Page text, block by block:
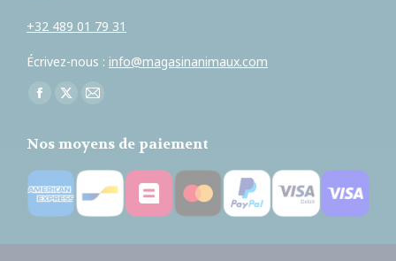
+32 489 01 79 31
Écrivez-nous : info@magasinanimaux.com
Trouvez nous sur :
Facebook
opens
in
new
window
X
opens
in
new
window
E-
page
opens
in
new
Nos moyens de paiement